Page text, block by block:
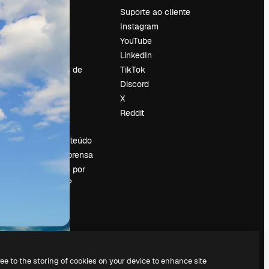
Preços
Sobre nós
Emprego
Tendências de
pesquisa
Blog
Eventos
Slidesgo
Vender conteúdo
Sala de imprensa
Procurando por
magnific.ai?
Suporte ao cliente
Instagram
YouTube
LinkedIn
TikTok
Discord
X
Reddit
to the storing of cookies on your device to enhance site